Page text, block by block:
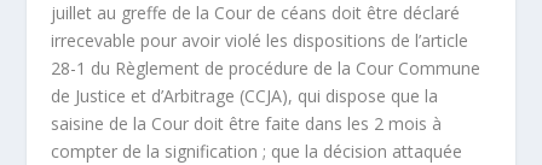
juillet au greffe de la Cour de céans doit être déclaré
irrecevable pour avoir violé les dispositions de l’article
28-1 du Règlement de procédure de la Cour Commune
de Justice et d’Arbitrage (CCJA), qui dispose que la
saisine de la Cour doit être faite dans les 2 mois à
compter de la signification ; que la décision attaquée